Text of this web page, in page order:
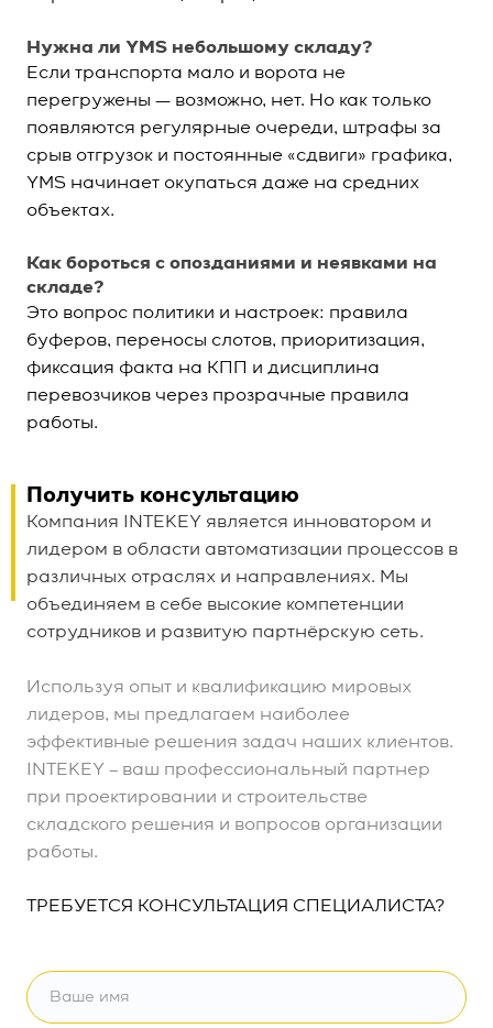
Нужна ли YMS небольшому складу?
Если транспорта мало и ворота не
перегружены — возможно, нет. Но как только
появляются регулярные очереди, штрафы за
срыв отгрузок и постоянные «сдвиги» графика,
YMS начинает окупаться даже на средних
объектах.
Как бороться с опозданиями и неявками на
складе?
Это вопрос политики и настроек: правила
буферов, переносы слотов, приоритизация,
фиксация факта на КПП и дисциплина
перевозчиков через прозрачные правила
работы.
Получить консультацию
Компания INTEKEY является инноватором и
лидером в области автоматизации процессов в
различных отраслях и направлениях. Мы
объединяем в себе высокие компетенции
сотрудников и развитую партнёрскую сеть.
Используя опыт и квалификацию мировых
лидеров, мы предлагаем наиболее
эффективные решения задач наших клиентов.
INTEKEY – ваш профессиональный партнер
при проектировании и строительстве
складского решения и вопросов организации
работы.
ТРЕБУЕТСЯ КОНСУЛЬТАЦИЯ СПЕЦИАЛИСТА?